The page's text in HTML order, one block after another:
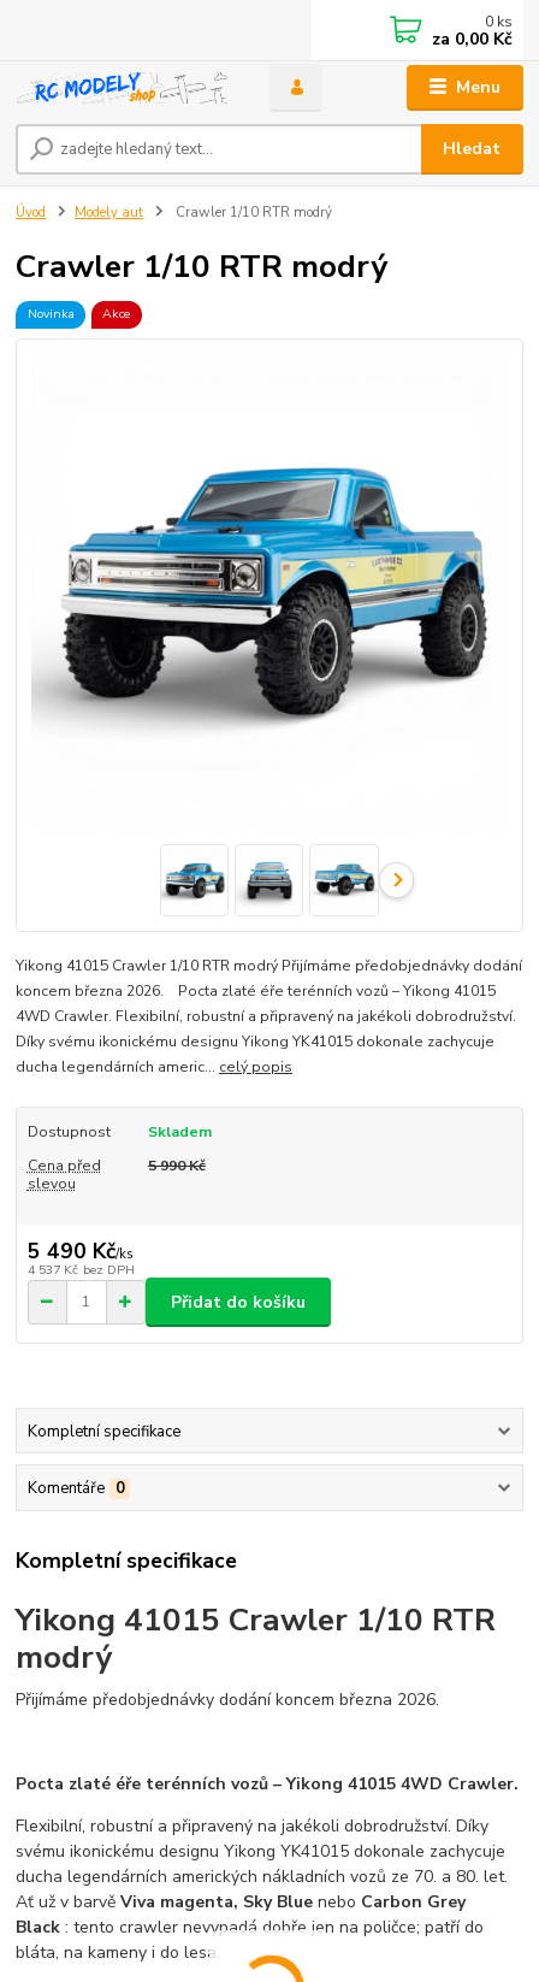
Menu
Hledat
0 ks
za 0,00 Kč
Úvod Modely aut Crawler 1/10 RTR modrý
Crawler 1/10 RTR modrý
Novinka Akce
Yikong 41015 Crawler 1/10 RTR modrý Přijímáme předobjednávky dodání
koncem března 2026. Pocta zlaté éře terénních vozů – Yikong 41015
4WD Crawler. Flexibilní, robustní a připravený na jakékoli dobrodružství.
Díky svému ikonickému designu Yikong YK41015 dokonale zachycuje
ducha legendárních americ... celý popis
Dostupnost
Skladem
Cena před
slevou
5 990 Kč
5 490 Kč/ks
4 537 Kč bez DPH
Přidat do košíku
Kompletní specifikace
Komentáře 0
Kompletní specifikace
Yikong 41015 Crawler 1/10 RTR
modrý
Přijímáme předobjednávky dodání koncem března 2026.
Pocta zlaté éře terénních vozů – Yikong 41015 4WD Crawler.
Flexibilní, robustní a připravený na jakékoli dobrodružství. Díky
svému ikonickému designu Yikong YK41015 dokonale zachycuje
ducha legendárních amerických nákladních vozů ze 70. a 80. let.
Ať už v barvěViva magenta, Sky Blue nebo Carbon Grey
Black : tento crawler nevypadá dobře jen na poličce; patří do
bláta, na kameny i do lesa.